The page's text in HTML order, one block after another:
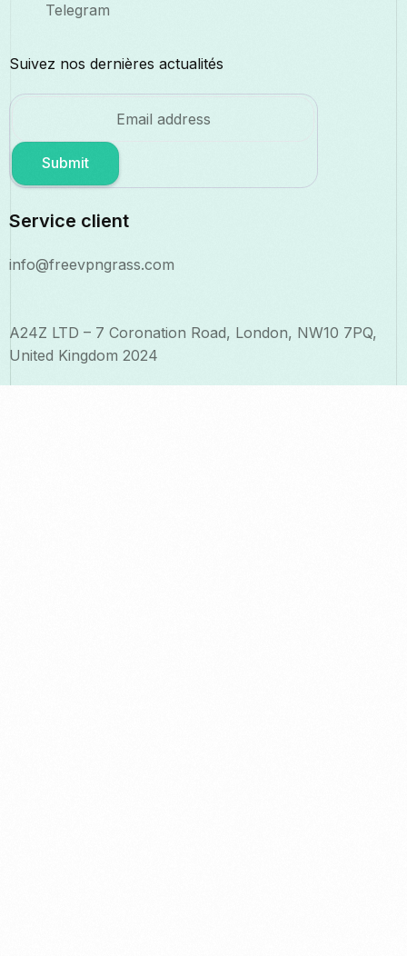
Telegram
Suivez nos dernières actualités
Submit
Service client
info@freevpngrass.com
A24Z LTD – 7 Coronation Road, London, NW10 7PQ,
United Kingdom 2024